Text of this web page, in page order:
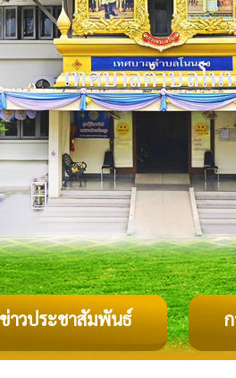
ข่าวประชาสัมพันธ์